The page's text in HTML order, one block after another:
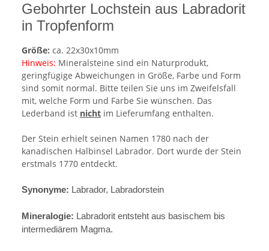
Gebohrter Lochstein aus Labradorit
in Tropfenform
Größe: ca. 22x30x10mm
Hinweis: Mineralsteine sind ein Naturprodukt,
geringfügige Abweichungen in Größe, Farbe und Form
sind somit normal. Bitte teilen Sie uns im Zweifelsfall
mit, welche Form und Farbe Sie wünschen. Das
Lederband ist nicht im Lieferumfang enthalten.
Der Stein erhielt seinen Namen 1780 nach der
kanadischen Halbinsel Labrador. Dort wurde der Stein
erstmals 1770 entdeckt.
Synonyme: Labrador, Labradorstein
Mineralogie: Labradorit entsteht aus basischem bis
intermediärem Magma.